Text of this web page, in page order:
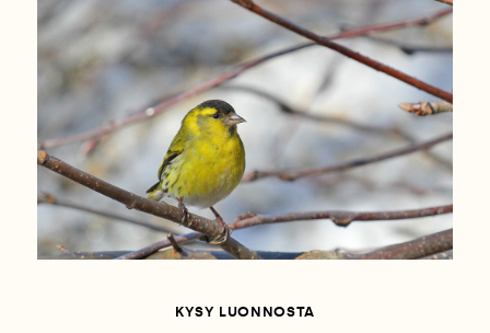
KYSY LUONNOSTA